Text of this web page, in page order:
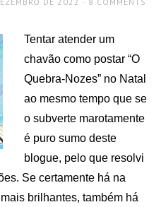
Tentar atender um
chavão como postar “O
Quebra-Nozes” no Natal
ao mesmo tempo que se
o subverte marotamente
é puro sumo deste
blogue, pelo que resolvi
Se certamente há na
brilhantes, também há